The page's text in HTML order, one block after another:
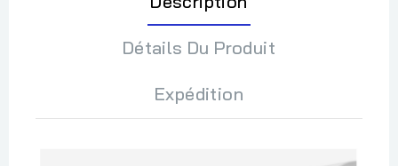
Détails Du Produit
Expédition